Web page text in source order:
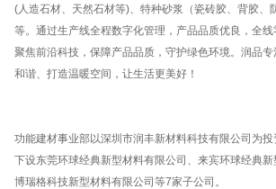
(人造石材、天然石材等)、特种砂浆（瓷砖胶、背胶、
等。通过生产线全程数字化管理，产品品质优良，全线
聚焦前沿科技，保障产品品质，守护绿色环境。润品
和谐、打造温暖空间，让生活更美好！
功能建材事业部以深圳市润丰新材料科技有限公司为投
下设东莞环球经典新型材料有限公司、来宾环球经典
博瑞格科技新型材料有限公司等7家子公司。